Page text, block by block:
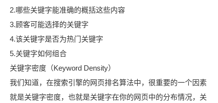
2.哪些关键字能准确的概括这些内容
3.顾客可能选择的关键字
4.该关键字是否为热门关键字
5.关键字如何组合
关键字密度（Keyword Density）
我们知道，在搜索引擎的网页排名算法中，很重要的一个因素
就是关键字密度，也就是关键字在你的网页中的分布情况，关